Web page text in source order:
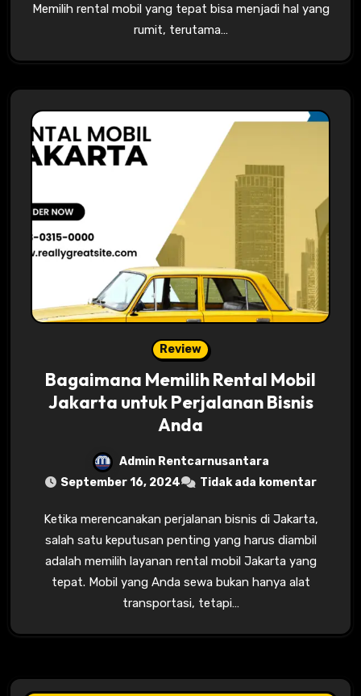
Memilih rental mobil yang tepat bisa menjadi hal yang
rumit, terutama…
Review
Bagaimana Memilih Rental Mobil
Jakarta untuk Perjalanan Bisnis
Anda
Admin Rentcarnusantara
September 16, 2024
Tidak ada komentar
Ketika merencanakan perjalanan bisnis di Jakarta,
salah satu keputusan penting yang harus diambil
adalah memilih layanan rental mobil Jakarta yang
tepat. Mobil yang Anda sewa bukan hanya alat
transportasi, tetapi…